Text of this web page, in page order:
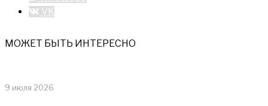
VK
МОЖЕТ БЫТЬ ИНТЕРЕСНО
9 июля 2026